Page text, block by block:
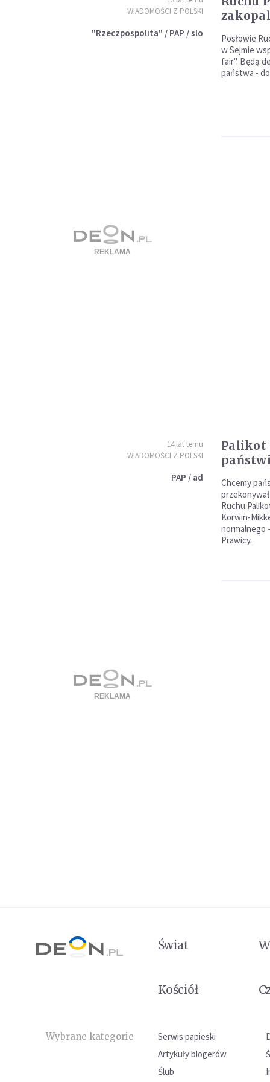
WIADOMOŚCI Z POLSKI
"Rzeczpospolita" / PAP / slo
Posłowie
w Sejmie
fair". Będą
państwa -
14 lat temu
WIADOMOŚCI Z POLSKI
PAP / ad
Chcemy
Ruchu
Korwin-
normalnego
Prawicy.
Świat
Kościół
Wybrane kategorie Serwis papieski
Artykuły blogerów
Ślub